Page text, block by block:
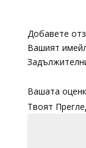
Добавете
Вашият
Вашата
Твоят